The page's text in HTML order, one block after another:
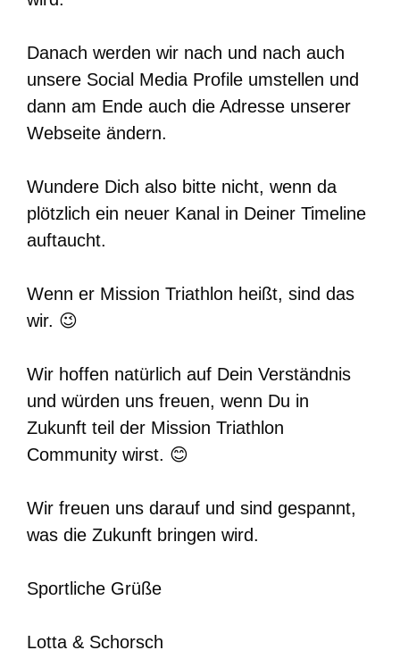
Danach werden wir nach und nach auch
unsere Social Media Profile umstellen und
dann am Ende auch die Adresse unserer
Webseite ändern.
Wundere Dich also bitte nicht, wenn da
plötzlich ein neuer Kanal in Deiner Timeline
auftaucht.
Wenn er Mission Triathlon heißt, sind das
wir. 😉
Wir hoffen natürlich auf Dein Verständnis
und würden uns freuen, wenn Du in
Zukunft teil der Mission Triathlon
Community wirst. 😊
Wir freuen uns darauf und sind gespannt,
was die Zukunft bringen wird.
Sportliche Grüße
Lotta & Schorsch